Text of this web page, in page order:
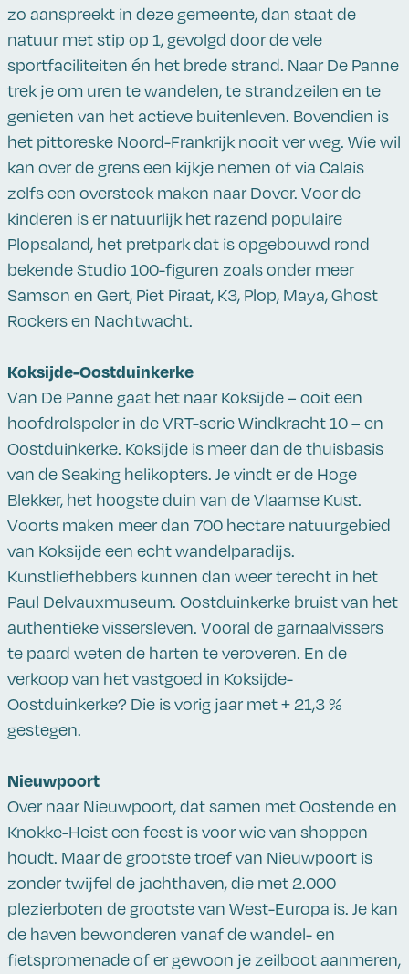
zo aanspreekt in deze gemeente, dan staat de
natuur met stip op 1, gevolgd door de vele
sportfaciliteiten én het brede strand. Naar De Panne
trek je om uren te wandelen, te strandzeilen en te
genieten van het actieve buitenleven. Bovendien is
het pittoreske Noord-Frankrijk nooit ver weg. Wie wil
kan over de grens een kijkje nemen of via Calais
zelfs een oversteek maken naar Dover. Voor de
kinderen is er natuurlijk het razend populaire
Plopsaland, het pretpark dat is opgebouwd rond
bekende Studio 100-figuren zoals onder meer
Samson en Gert, Piet Piraat, K3, Plop, Maya, Ghost
Rockers en Nachtwacht.
Koksijde-Oostduinkerke
Van De Panne gaat het naar Koksijde – ooit een
hoofdrolspeler in de VRT-serie Windkracht 10 – en
Oostduinkerke. Koksijde is meer dan de thuisbasis
van de Seaking helikopters. Je vindt er de Hoge
Blekker, het hoogste duin van de Vlaamse Kust.
Voorts maken meer dan 700 hectare natuurgebied
van Koksijde een echt wandelparadijs.
Kunstliefhebbers kunnen dan weer terecht in het
Paul Delvauxmuseum. Oostduinkerke bruist van het
authentieke vissersleven. Vooral de garnaalvissers
te paard weten de harten te veroveren. En de
verkoop van het vastgoed in Koksijde-
Oostduinkerke? Die is vorig jaar met + 21,3 %
gestegen.
Nieuwpoort
Over naar Nieuwpoort, dat samen met Oostende en
Knokke-Heist een feest is voor wie van shoppen
houdt. Maar de grootste troef van Nieuwpoort is
zonder twijfel de jachthaven, die met 2.000
plezierboten de grootste van West-Europa is. Je kan
de haven bewonderen vanaf de wandel- en
fietspromenade of er gewoon je zeilboot aanmeren,